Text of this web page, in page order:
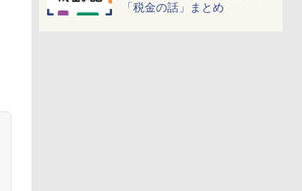
「税金の話」まとめ